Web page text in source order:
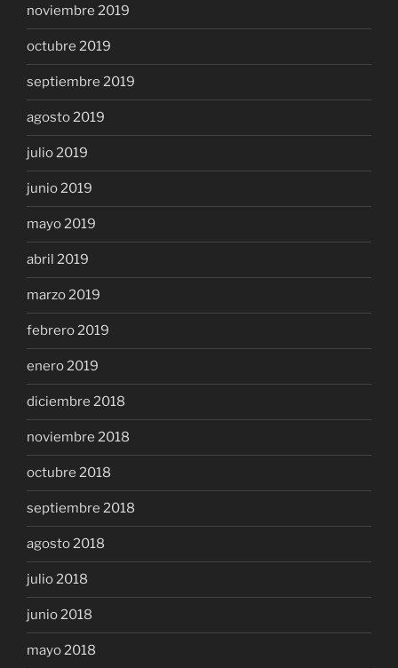
noviembre 2019
octubre 2019
septiembre 2019
agosto 2019
julio 2019
junio 2019
mayo 2019
abril 2019
marzo 2019
febrero 2019
enero 2019
diciembre 2018
noviembre 2018
octubre 2018
septiembre 2018
agosto 2018
julio 2018
junio 2018
mayo 2018